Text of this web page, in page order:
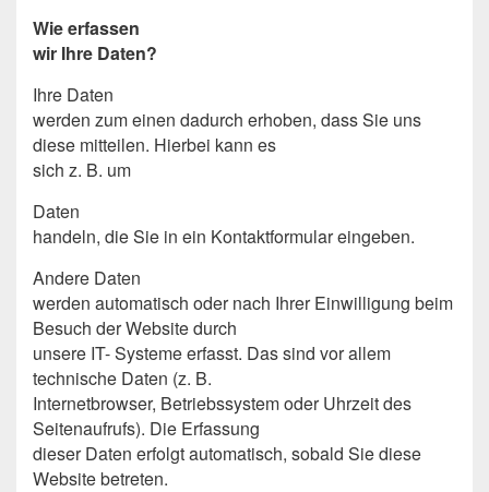
Wie erfassen
wir Ihre Daten?
Ihre Daten
werden zum einen dadurch erhoben, dass Sie uns
diese mitteilen. Hierbei kann es
sich z. B. um
Daten
handeln, die Sie in ein Kontaktformular eingeben.
Andere Daten
werden automatisch oder nach Ihrer Einwilligung beim
Besuch der Website durch
unsere IT- Systeme erfasst. Das sind vor allem
technische Daten (z. B.
Internetbrowser, Betriebssystem oder Uhrzeit des
Seitenaufrufs). Die Erfassung
dieser Daten erfolgt automatisch, sobald Sie diese
Website betreten.